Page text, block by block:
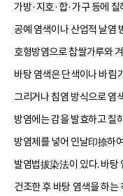
가방·지호·합·가구 등에
공예 염색이나 산업적 날염
호형방염으로 찹쌀가루와
바탕 염색은 단색이나 바
그리거나 침염 방식으로 염
방염에는 감을 발효하고 칠
방염제를 넣어 인날印捺하
발염법拔染法이 있다. 바탕
건조한 후 바탕 염색을 하